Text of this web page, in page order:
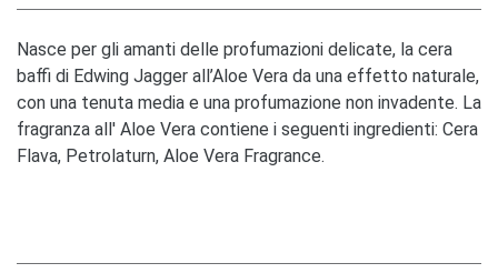
Nasce per gli amanti delle profumazioni delicate, la cera
baffi di Edwing Jagger all’Aloe Vera da una effetto naturale,
con una tenuta media e una profumazione non invadente. La
fragranza all' Aloe Vera contiene i seguenti ingredienti: Cera
Flava, Petrolaturn, Aloe Vera Fragrance.